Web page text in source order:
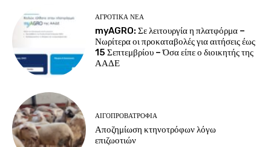
ΑΓΡΟΤΙΚΆ ΝΈΑ
myAGRO: Σε λειτουργία η πλατφόρμα –
Νωρίτερα οι προκαταβολές για αιτήσεις έως
15 Σεπτεμβρίου – Όσα είπε ο διοικητής της
ΑΑΔΕ
ΑΙΓΟΠΡΟΒΑΤΡΟΦΊΑ
Αποζημίωση κτηνοτρόφων λόγω
επιζωοτιών